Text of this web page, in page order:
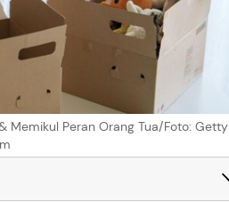
Memikul Peran Orang Tua/Foto: Getty